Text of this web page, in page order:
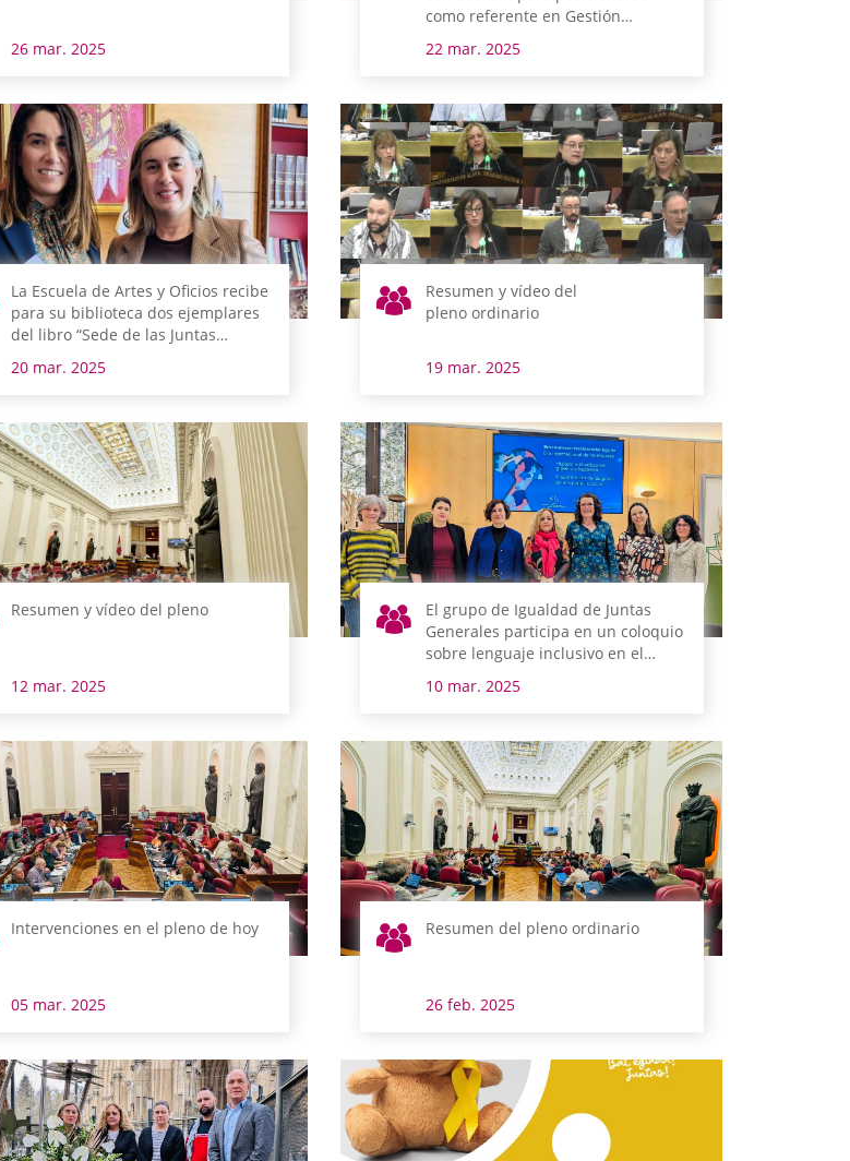
26 mar. 2025
como referente en Gestión
22 mar. 2025
La Escuela de Artes y Oficios recibe
para su biblioteca dos ejemplares
del libro “Sede de las Juntas
20 mar. 2025
Resumen y vídeo del
pleno ordinario
19 mar. 2025
Resumen y vídeo del pleno
12 mar. 2025
El grupo de Igualdad de Juntas
Generales participa en un coloquio
sobre lenguaje inclusivo en el
10 mar. 2025
Intervenciones en el pleno de hoy
05 mar. 2025
Resumen del pleno ordinario
26 feb. 2025